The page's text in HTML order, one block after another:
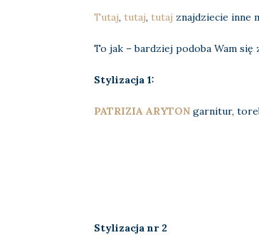
Tutaj, tutaj, tutaj znajdziecie inne
To jak – bardziej podoba Wam się
Stylizacja 1:
PATRIZIA ARYTON garnitur,
Stylizacja nr 2